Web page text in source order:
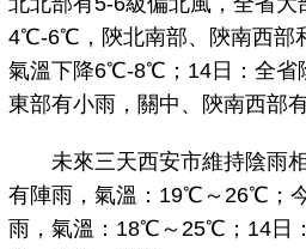
4℃-6℃，陝北南部、陝南西部
氣溫下降6℃-8℃；14日：全省
東部有小雨，關中、陝南西部
未來三天西安市維持陰雨相
有陣雨，氣溫：19℃～26℃；
雨，氣溫：18℃～25℃；14日